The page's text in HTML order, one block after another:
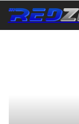
Saltar
al